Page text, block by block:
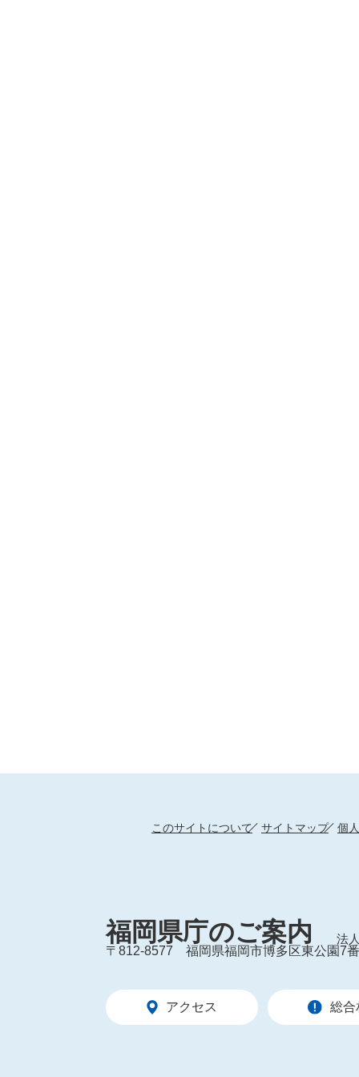
このサイトについて サイトマップ 個
福岡県庁のご案内
法
〒812-8577
福岡県福岡市博多区東公園7
アクセス 総合